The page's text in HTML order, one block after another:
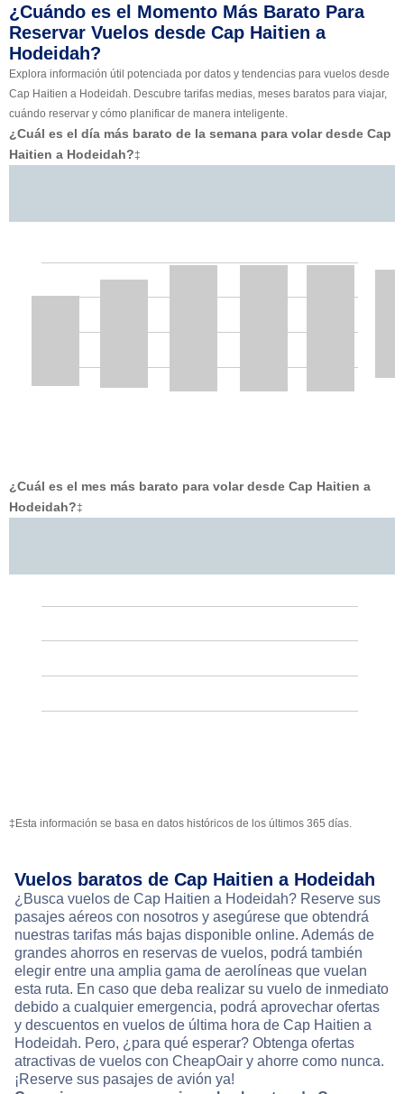
¿Cuándo es el Momento Más Barato Para
Reservar Vuelos desde Cap Haitien a
Hodeidah?
Explora información útil potenciada por datos y tendencias para vuelos desde
Cap Haitien a Hodeidah. Descubre tarifas medias, meses baratos para viajar,
cuándo reservar y cómo planificar de manera inteligente.
¿Cuál es el día más barato de la semana para volar desde Cap
Haitien a Hodeidah?‡
¿Cuál es el mes más barato para volar desde Cap Haitien a
Hodeidah?‡
‡Esta información se basa en datos históricos de los últimos 365 días.
Vuelos baratos de Cap Haitien a Hodeidah
¿Busca vuelos de Cap Haitien a Hodeidah? Reserve sus
pasajes aéreos con nosotros y asegúrese que obtendrá
nuestras tarifas más bajas disponible online. Además de
grandes ahorros en reservas de vuelos, podrá también
elegir entre una amplia gama de aerolíneas que vuelan
esta ruta. En caso que deba realizar su vuelo de inmediato
debido a cualquier emergencia, podrá aprovechar ofertas
y descuentos en vuelos de última hora de Cap Haitien a
Hodeidah. Pero, ¿para qué esperar? Obtenga ofertas
atractivas de vuelos con CheapOair y ahorre como nunca.
¡Reserve sus pasajes de avión ya!